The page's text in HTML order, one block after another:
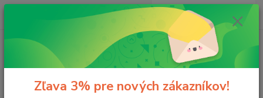
Hľadať
ks
za 0,00 EUR
Zľava 3% pre nových zákazníkov!